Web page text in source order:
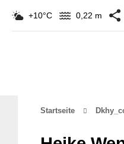
+10°C 0,22 m
Startseite